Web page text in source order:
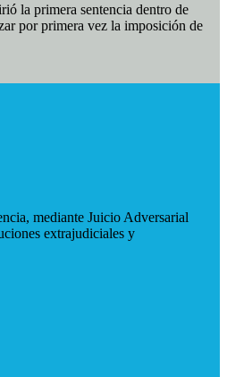
la primera sentencia dentro de
por primera vez la imposición de
mediante Juicio Adversarial
extrajudiciales y